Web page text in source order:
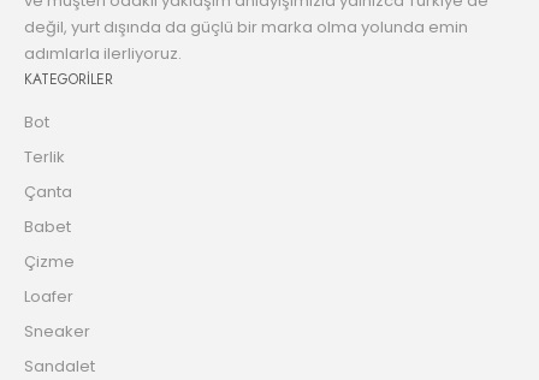
değil, yurt dışında da güçlü bir marka olma yolunda emin
adımlarla ilerliyoruz.
KATEGORİLER
Bot
Terlik
Çanta
Babet
Çizme
Loafer
Sneaker
Sandalet